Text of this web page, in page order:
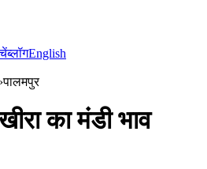
ब्लॉगEnglish
›पालमपुर
का मंडी भाव